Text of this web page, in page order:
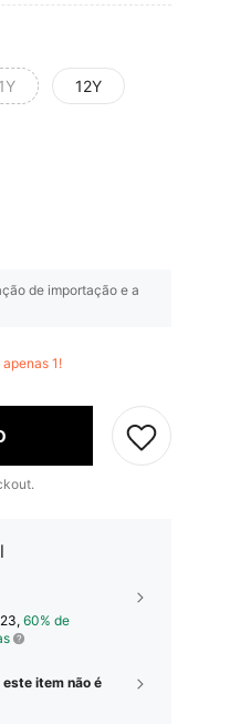
12Y
de importação e a
apenas 1!
60% de
item não é